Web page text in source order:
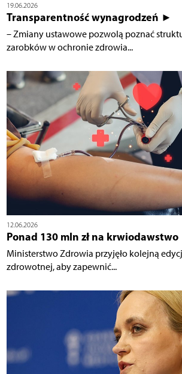
19.06.2026
Transparentność wynagrodzeń ►
– Zmiany ustawowe pozwolą poznać
zarobków w ochronie zdrowia...
12.06.2026
Ponad 130 mln zł na krwiodawstwo
Ministerstwo Zdrowia przyjęło kolejną
zdrowotnej, aby zapewnić...